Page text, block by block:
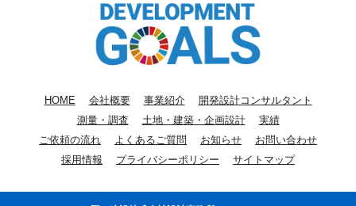
HOME 会社概要 事業紹介
開発設計コンサルタント
測量・調査
土地・建築・企画設計
実績
ご依頼の流れ
よくあるご質問 お知らせ
お問い合わせ
採用情報
プライバシーポリシー サイトマップ